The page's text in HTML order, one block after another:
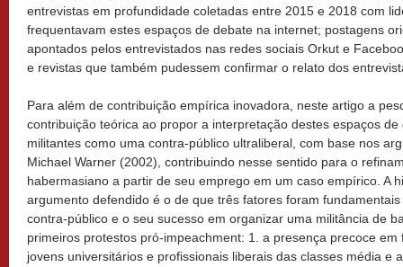
entrevistas em profundidade coletadas entre 2015 e 2018 com
frequentavam estes espaços de debate na internet; postagens
apontados pelos entrevistados nas redes sociais Orkut e
e revistas que também pudessem confirmar o relato dos
Para além de contribuição empírica inovadora, neste artigo a
contribuição teórica ao propor a interpretação destes espaços
militantes como uma contra-público ultraliberal, com base nos
Michael Warner (2002), contribuindo nesse sentido para o
habermasiano a partir de seu emprego em um caso empírico. A
argumento defendido é o de que três fatores foram
contra-público e o seu sucesso em organizar uma militância de
primeiros protestos pró-impeachment: 1. a presença precoce
jovens universitários e profissionais liberais das classes média e